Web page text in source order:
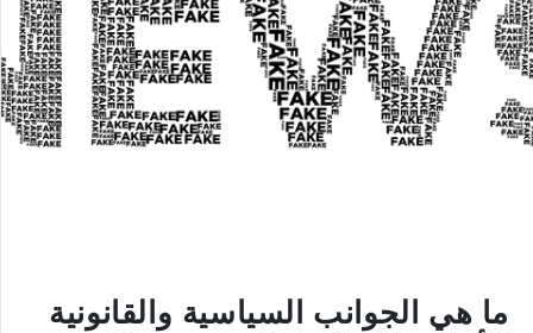
‏ما هي الجوانب السياسية والقانونية